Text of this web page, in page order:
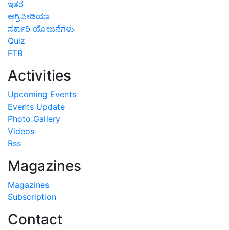
ಇತರೆ
ಅಗ್ರಿಪೀಡಿಯಾ
ಸರ್ಕಾರಿ ಯೋಜನೆಗಳು
Quiz
FTB
Activities
Upcoming Events
Events Update
Photo Gallery
Videos
Rss
Magazines
Magazines
Subscription
Contact